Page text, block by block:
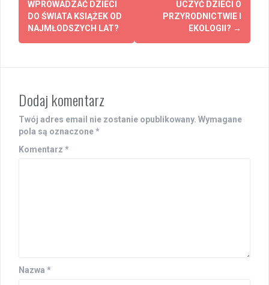
navigation
WPROWADZAĆ DZIECI
DO ŚWIATA KSIĄŻEK OD
NAJMŁODSZYCH LAT?
UCZYĆ DZIECI O
PRZYRODNICTWIE I
EKOLOGII? →
Dodaj komentarz
Twój adres email nie zostanie opublikowany. Wymagane
pola są oznaczone*
Komentarz *
Nazwa *